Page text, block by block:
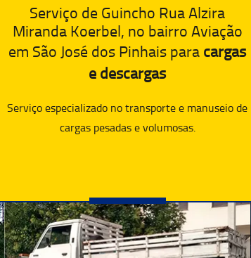
Serviço de Guincho Rua Alzira
Miranda Koerbel, no bairro Aviação
em São José dos Pinhais paracargas
e descargas
Serviço especializado no transporte e manuseio de
cargas pesadas e volumosas.